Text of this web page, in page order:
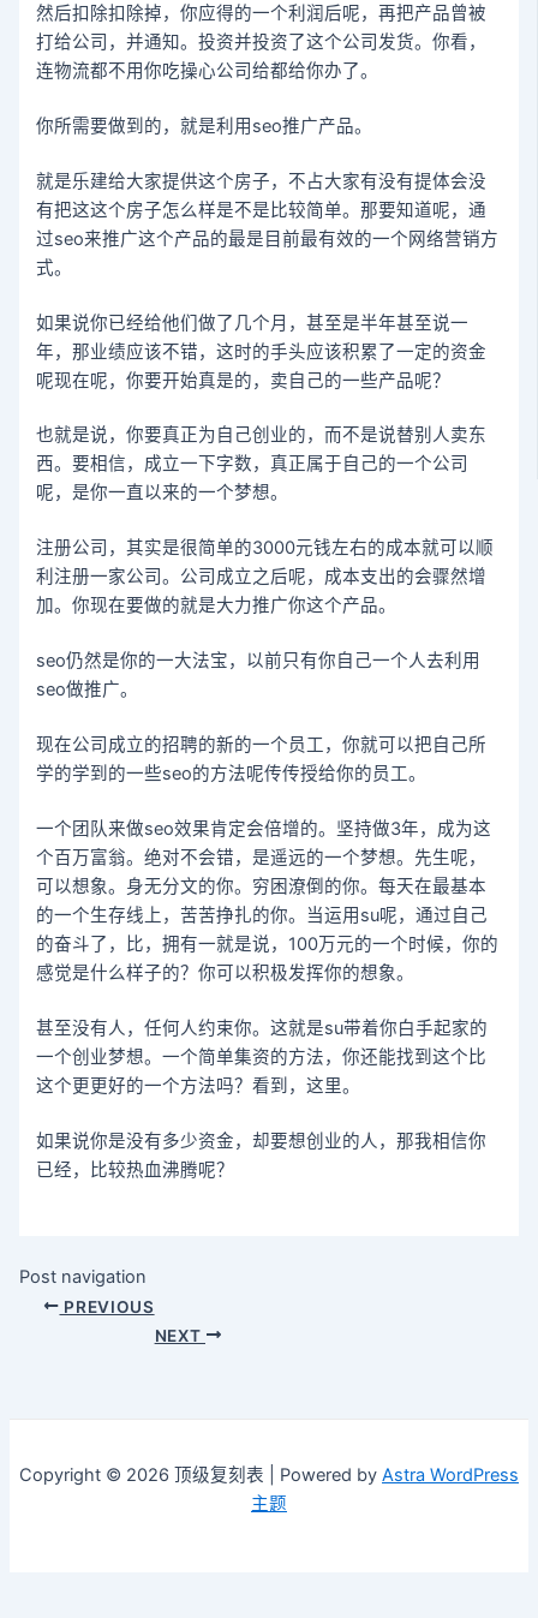
然后扣除扣除掉，你应得的一个利润后呢，再把产品曾被
打给公司，并通知。投资并投资了这个公司发货。你看，
连物流都不用你吃操心公司给都给你办了。
你所需要做到的，就是利用seo推广产品。
就是乐建给大家提供这个房子，不占大家有没有提体会没
有把这这个房子怎么样是不是比较简单。那要知道呢，通
过seo来推广这个产品的最是目前最有效的一个网络营销方
式。
如果说你已经给他们做了几个月，甚至是半年甚至说一
年，那业绩应该不错，这时的手头应该积累了一定的资金
呢现在呢，你要开始真是的，卖自己的一些产品呢？
也就是说，你要真正为自己创业的，而不是说替别人卖东
西。要相信，成立一下字数，真正属于自己的一个公司
呢，是你一直以来的一个梦想。
注册公司，其实是很简单的3000元钱左右的成本就可以顺
利注册一家公司。公司成立之后呢，成本支出的会骤然增
加。你现在要做的就是大力推广你这个产品。
seo仍然是你的一大法宝，以前只有你自己一个人去利用
seo做推广。
现在公司成立的招聘的新的一个员工，你就可以把自己所
学的学到的一些seo的方法呢传传授给你的员工。
一个团队来做seo效果肯定会倍增的。坚持做3年，成为这
个百万富翁。绝对不会错，是遥远的一个梦想。先生呢，
可以想象。身无分文的你。穷困潦倒的你。每天在最基本
的一个生存线上，苦苦挣扎的你。当运用su呢，通过自己
的奋斗了，比，拥有一就是说，100万元的一个时候，你的
感觉是什么样子的？你可以积极发挥你的想象。
甚至没有人，任何人约束你。这就是su带着你白手起家的
一个创业梦想。一个简单集资的方法，你还能找到这个比
这个更更好的一个方法吗？看到，这里。
如果说你是没有多少资金，却要想创业的人，那我相信你
已经，比较热血沸腾呢？
Post navigation
PREVIOUS
NEXT
Copyright © 2026 顶级复刻表 | Powered by Astra WordPress
主题